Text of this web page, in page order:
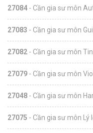
27084 - Cần gia sư môn
27083 - Cần gia sư môn
27082 - Cần gia sư môn
27079 - Cần gia sư môn
27048 - Cần gia sư môn
27075 - Cần gia sư môn Lý